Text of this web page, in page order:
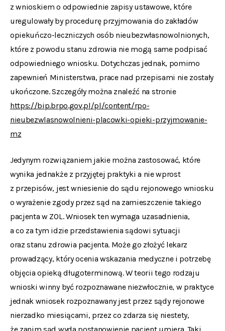
z wnioskiem o odpowiednie zapisy ustawowe, które
uregulowały by procedurę przyjmowania do zakładów
opiekuńczo-leczniczych osób nieubezwłasnowolnionych,
które z powodu stanu zdrowia nie mogą same podpisać
odpowiedniego wniosku. Dotychczas jednak, pomimo
zapewnień Ministerstwa, prace nad przepisami nie zostały
ukończone. Szczegóły można znaleźć na stronie
https://bip.brpo.gov.pl/pl/content/rpo-
nieubezwlasnowolnieni-placowki-opieki-przyjmowanie-
mz
Jedynym rozwiązaniem jakie można zastosować, które
wynika jednakże z przyjętej praktyki a nie wprost
z przepisów, jest wniesienie do sądu rejonowego wniosku
o wyrażenie zgody przez sąd na zamieszczenie takiego
pacjenta w ZOL. Wniosek ten wymaga uzasadnienia,
a co za tym idzie przedstawienia sądowi sytuacji
oraz stanu zdrowia pacjenta. Może go złożyć lekarz
prowadzący, który ocenia wskazania medyczne i potrzebę
objęcia opieką długoterminową. W teorii tego rodzaju
wnioski winny być rozpoznawane niezwłocznie, w praktyce
jednak wniosek rozpoznawany jest przez sądy rejonowe
nierzadko miesiącami, przez co zdarza się niestety,